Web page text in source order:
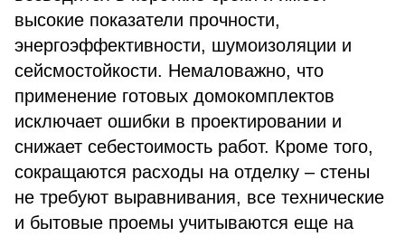
высокие показатели прочности,
энергоэффективности, шумоизоляции и
сейсмостойкости. Немаловажно, что
применение готовых домокомплектов
исключает ошибки в проектировании и
снижает себестоимость работ. Кроме того,
сокращаются расходы на отделку – стены
не требуют выравнивания, все технические
и бытовые проемы учитываются еще на